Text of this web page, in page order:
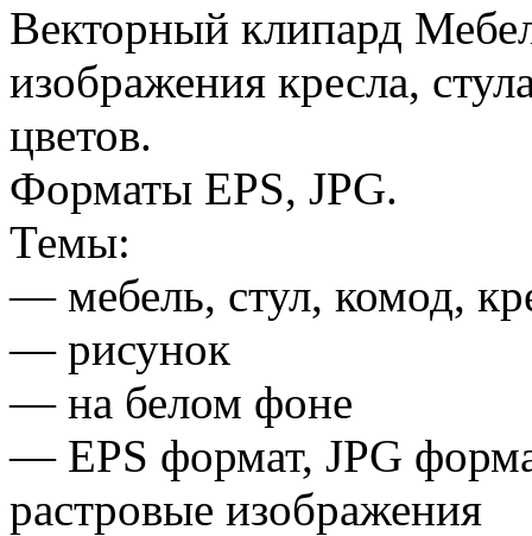
Векторный клипард
изображения кресла,
цветов.
Форматы EPS, JPG.
Темы:
— мебель, стул, комод,
— рисунок
— на белом фоне
— EPS формат, JPG
растровые изображения